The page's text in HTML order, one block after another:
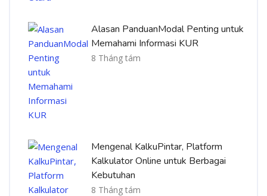
Alasan PanduanModal Penting untuk
Memahami Informasi KUR
8 Tháng tám
Mengenal KalkuPintar, Platform
Kalkulator Online untuk Berbagai
Kebutuhan
8 Tháng tám